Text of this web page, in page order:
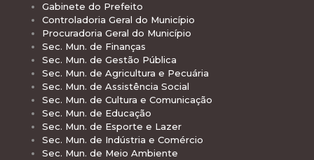
Gabinete do Prefeito
Controladoria Geral do Município
Procuradoria Geral do Município
Sec. Mun. de Finanças
Sec. Mun. de Gestão Pública
Sec. Mun. de Agricultura e Pecuária
Sec. Mun. de Assistência Social
Sec. Mun. de Cultura e Comunicação
Sec. Mun. de Educação
Sec. Mun. de Esporte e Lazer
Sec. Mun. de Indústria e Comércio
Sec. Mun. de Meio Ambiente